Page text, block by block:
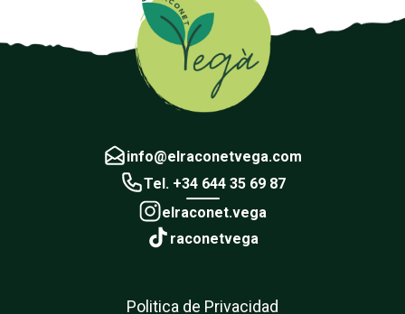
info@elraconetvega.com
Tel. +34 644 35 69 87
elraconet.vega
raconetvega
Politica de Privacidad